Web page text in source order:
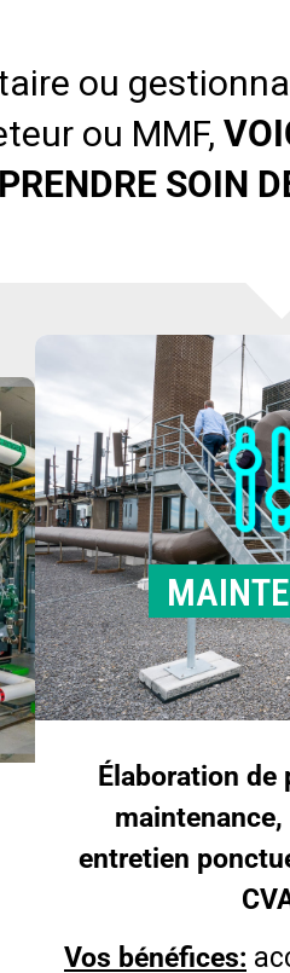
ou
ou MMF,
SOIN
Élaboration de
entretien
Vos bénéfices: